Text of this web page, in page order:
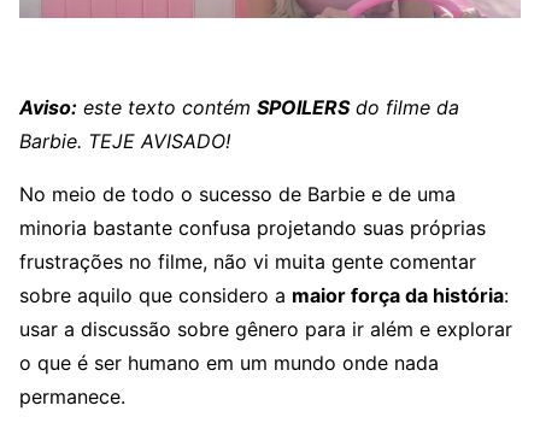
Aviso: este texto contém SPOILERSdo filme da
Barbie. TEJE AVISADO!
No meio de todo o sucesso de Barbie e de uma
minoria bastante confusa projetando suas próprias
frustrações no filme, não vi muita gente comentar
sobre aquilo que considero a maior força da história:
usar a discussão sobre gênero para ir além e explorar
o que é ser humano em um mundo onde nada
permanece.